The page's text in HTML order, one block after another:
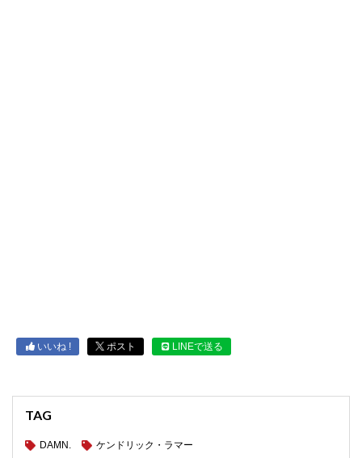
いいね ! ポスト LINEで送る
TAG
DAMN. ケンドリック・ラマー